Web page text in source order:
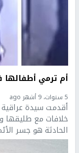
أم ترمي
5 سنوات، 9 أشهر ago
أقدمت سيدة
خلافات مع طليقها
الحادثة هو جسر